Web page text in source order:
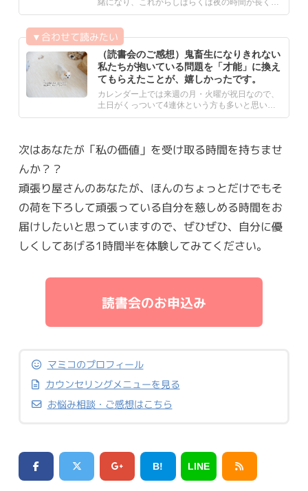
緒になり、これからしばらくは夜の時間が長くな
り寒くなっていくんです.....
（読書会のご感想）鬼畜生になりきれない
私たちが抱いている問題を「才能」に換え
てもらえたことが、嬉しかったです。
カレンダー上では来週の月・火曜が祝日なので、
土日がくっついて4連休という方も多いと思いま
す。 私も暦通り…とい.....
次はあなたが「私の価値」を受け取る時間を持ちませ
んか？？
頑張り屋さんのあなたが、ほんのちょっとだけでもそ
の荷を下ろして頑張っている自分を慈しめる時間をお
届けしたいと思っていますので、ぜひぜひ、自分に優
しくしてあげる1時間半を体験してみてください。
読書会のお申込み
マミコのプロフィール
カウンセリングメニューを見る
お悩み相談・ご感想はこちら
B! LINE